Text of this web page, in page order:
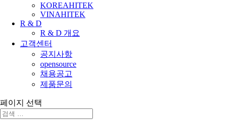
KOREAHITEK
VINAHITEK
R & D
R & D 개요
고객센터
공지사항
opensource
채용공고
제품문의
페이지 선택